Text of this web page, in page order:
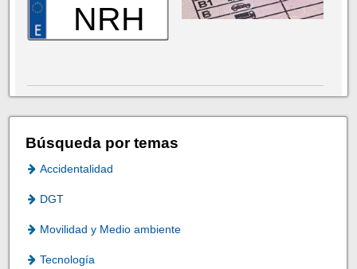
NRH
Búsqueda por temas
Accidentalidad
DGT
Movilidad y Medio ambiente
Tecnología